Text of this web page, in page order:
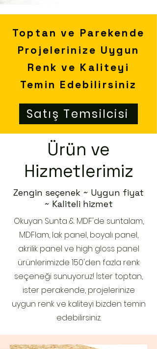
Toptan ve Parekende
Projelerinize Uygun
Renk ve Kaliteyi
Temin Edebilirsiniz
Satış Temsilcisi
Ürün ve
Hizmetlerimiz
Zengin seçenek ~ Uygun fiyat
~ Kaliteli hizmet
Okuyan Sunta & MDF'de suntalam,
MDFlam, lak panel, boyalı panel,
akrilik panel ve high gloss panel
ürünlerimizde 150'den fazla renk
seçeneği sunuyoruz! İster toptan,
ister perakende, projelerinize
uygun renk ve kaliteyi bizden temin
edebilirsiniz.